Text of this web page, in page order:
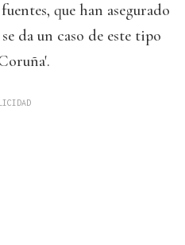
que han asegurado
da un caso de este tipo